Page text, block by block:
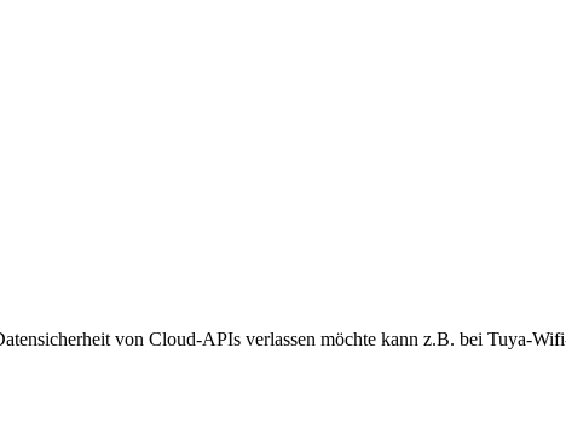
engineering
von Cloud-APIs verlassen möchte kann z.B. bei Tuya-